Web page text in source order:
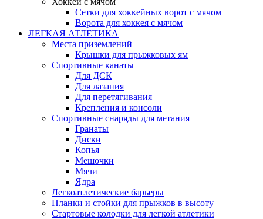
Сетки для хоккейных ворот с мячом
Ворота для хоккея с мячом
ЛЕГКАЯ АТЛЕТИКА
Места приземлений
Крышки для прыжковых ям
Спортивные канаты
Для ДСК
Для лазания
Для перетягивания
Крепления и консоли
Спортивные снаряды для метания
Гранаты
Диски
Копья
Мешочки
Мячи
Ядра
Легкоатлетические барьеры
Планки и стойки для прыжков в высоту
Стартовые колодки для легкой атлетики